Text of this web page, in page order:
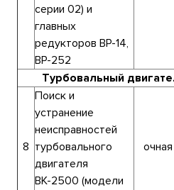
серии 02) и
главных
редукторов ВР-14,
ВР-252
Турбовальный
8
Поиск и
устранение
неисправностей
турбовального
двигателя
ВК-2500 (модели
очная